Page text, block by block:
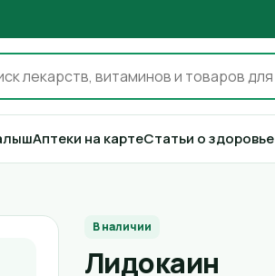
Аптеки на картеСтатьи о здоровье
В наличии
Лидокаин